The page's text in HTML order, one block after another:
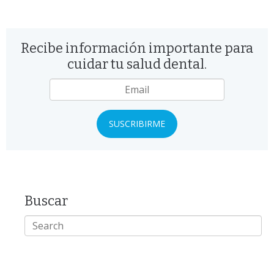
Recibe información importante para
cuidar tu salud dental.
Buscar